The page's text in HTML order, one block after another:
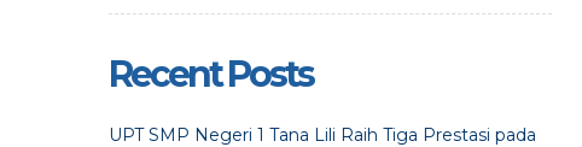
Recent Posts
UPT SMP Negeri 1 Tana Lili Raih Tiga Prestasi pada